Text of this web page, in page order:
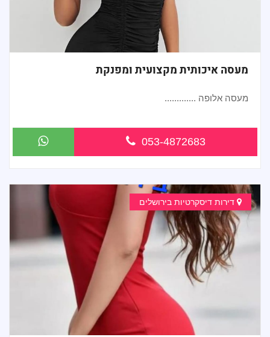
מעסה איכותית מקצועית ומפנקת
מעסה אלופה .............
053-4872683
דירות דיסקרטיות בירושלים